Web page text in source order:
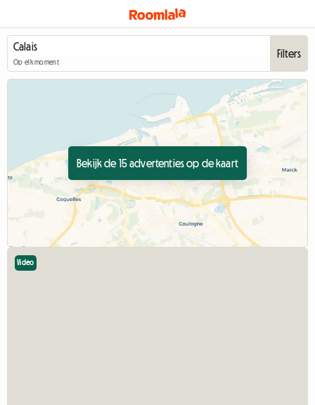
Op elk moment
Filters
Bekijk de 15 advertenties op de kaart
Video